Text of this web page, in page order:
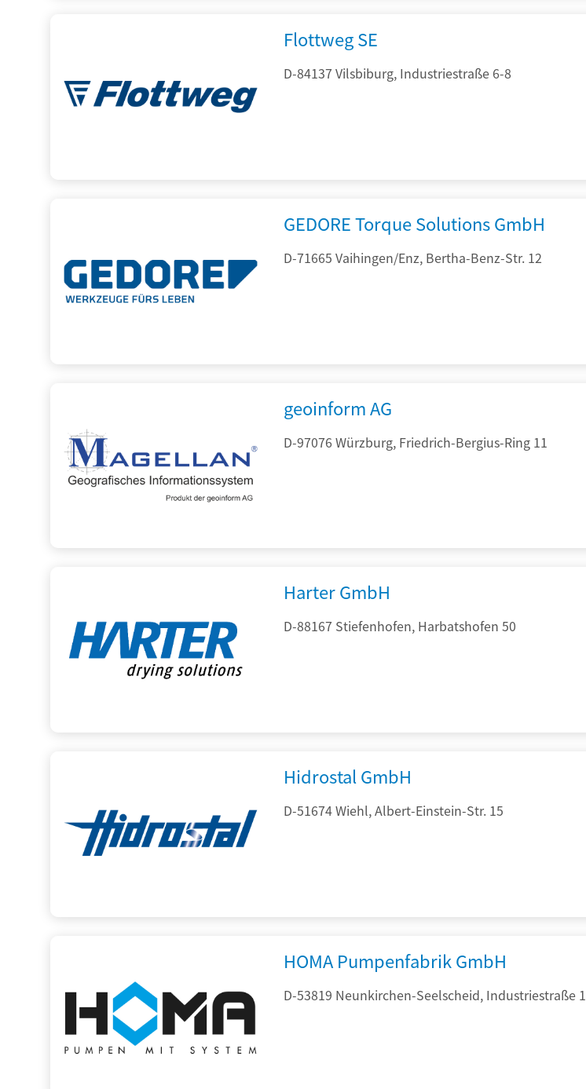
Flottweg SE
D-84137 Vilsbiburg, Industriestraße 6-8
GEDORE Torque Solutions GmbH
D-71665 Vaihingen/Enz, Bertha-Benz-Str. 12
geoinform AG
D-97076 Würzburg, Friedrich-Bergius-Ring 11
Harter GmbH
D-88167 Stiefenhofen, Harbatshofen 50
Hidrostal GmbH
D-51674 Wiehl, Albert-Einstein-Str. 15
HOMA Pumpenfabrik GmbH
D-53819 Neunkirchen-Seelscheid, Industriestraße 1